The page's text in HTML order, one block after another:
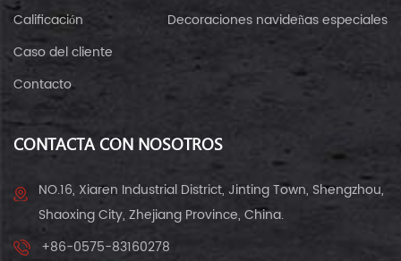
Calificación
Caso del cliente
Contacto
Decoraciones navideñas especiales
CONTACTA CON NOSOTROS
NO.16, Xiaren Industrial District, Jinting Town, Shengzhou,
Shaoxing City, Zhejiang Province, China.
+86-0575-83160278